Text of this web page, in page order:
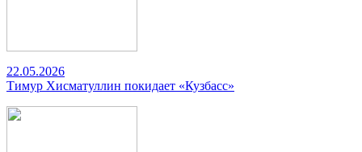
22.05.2026
Тимур Хисматуллин покидает «Кузбасс»